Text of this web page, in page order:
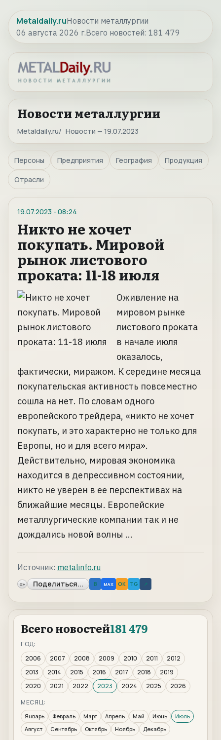
Metaldaily.ruНовости металлургии
06 августа 2026 г.Всего новостей: 181 479
Новости металлургии
Metaldaily.ru Новости — 19.07.2023
Персоны Предприятия География Продукция
Отрасли
19.07.2023 - 08:24
Никто не хочет
покупать. Мировой
рынок листового
проката: 11-18 июля
Оживление на
мировом рынке
листового проката
в начале июля
оказалось,
фактически, миражом. К середине месяца
покупательская активность повсеместно
сошла на нет. По словам одного
европейского трейдера, «никто не хочет
покупать, и это характерно не только для
Европы, но и для всего мира».
Действительно, мировая экономика
находится в депрессивном состоянии,
никто не уверен в ее перспективах на
ближайшие месяцы. Европейские
металлургические компании так и не
дождались новой волны ...
Источник: metalinfo.ru
«» Поделиться... B MAX OK TG ↗
Всего новостей181 479
ГОД:
2006
2007 2008 2009 2010 2011
2012
2013
2014 2015 2016 2017 2018
2019
2020
2021 2022 2023 2024 2025
2026
МЕСЯЦ:
Январь Февраль Март Апрель Май Июнь
Июль
Август
Сентябрь Октябрь Ноябрь Декабрь